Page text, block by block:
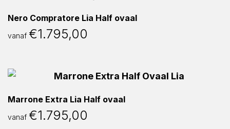
Nero Compratore Lia Half ovaal
vanaf €1.795,00
Marrone Extra Lia Half ovaal
vanaf €1.795,00